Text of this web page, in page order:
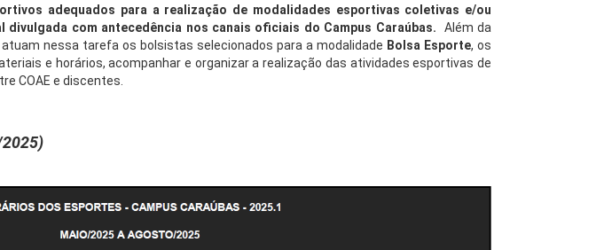
adequados para a realização de modalidades esportivas coletivas e/ou
com antecedência nos canais oficiais do Campus Caraúbas.
Além da
nessa tarefa os bolsistas selecionados para a modalidade Bolsa Esporte, os
e horários, acompanhar e organizar a realização das atividades esportivas de
COAE e discentes.